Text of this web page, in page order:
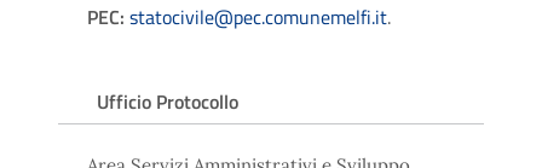
PEC: statocivile@pec.comunemelfi.it.
Ufficio Protocollo